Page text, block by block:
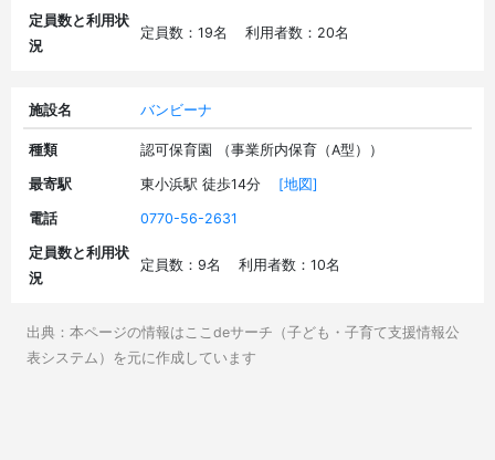
定員数と利用状
況
定員数：19名 利用者数：20名
施設名 バンビーナ
種類 認可保育園 （事業所内保育（A型））
最寄駅 東小浜駅 徒歩14分 [地図]
電話 0770-56-2631
定員数と利用状
況
定員数：9名 利用者数：10名
出典：本ページの情報はここdeサーチ（子ども・子育て支援情報公
表システム）を元に作成しています